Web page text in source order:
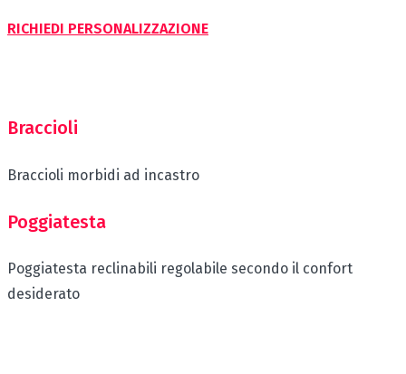
RICHIEDI PERSONALIZZAZIONE
Braccioli
Braccioli morbidi ad incastro
Poggiatesta
Poggiatesta reclinabili regolabile secondo il confort
desiderato